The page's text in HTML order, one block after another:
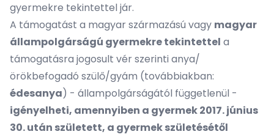
gyermekre tekintettel jár.
A támogatást a magyar származású vagy magyar
állampolgárságú gyermekre tekintettel a
támogatásra jogosult vér szerinti anya/
örökbefogadó szülő/gyám (továbbiakban:
édesanya) - állampolgárságától függetlenül -
igényelheti, amennyiben a gyermek 2017. június
30. után született, a gyermek születésétől